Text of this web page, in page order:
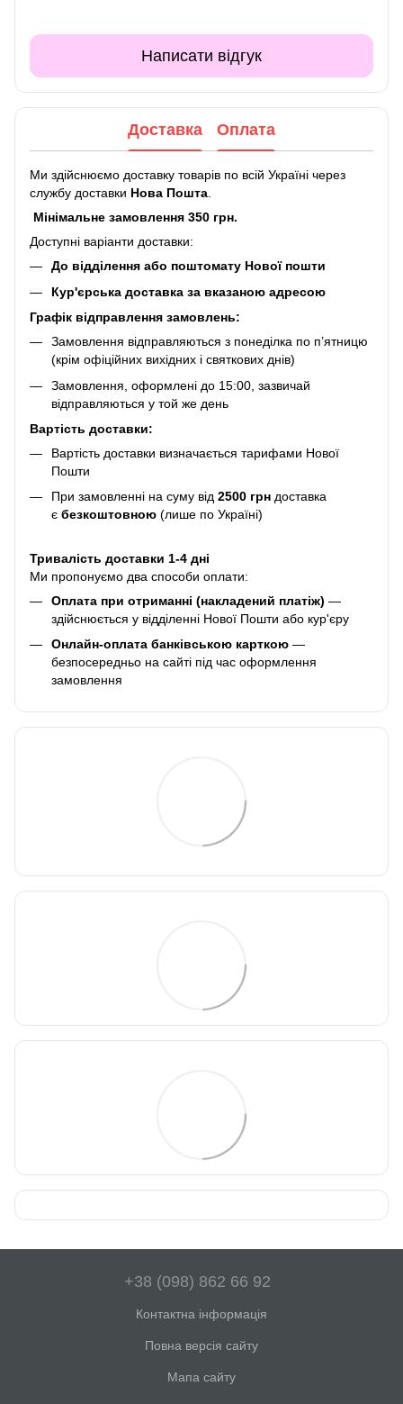
Написати відгук
Доставка Оплата
Ми здійснюємо доставку товарів по всій Україні через
службу доставки Нова Пошта.
Мінімальне замовлення 350 грн.
Доступні варіанти доставки:
До відділення або поштомату Нової пошти
Кур'єрська доставка за вказаною адресою
Графік відправлення замовлень:
Замовлення відправляються з понеділка по п’ятницю
(крім офіційних вихідних і святкових днів)
Замовлення, оформлені до 15:00, зазвичай
відправляються у той же день
Вартість доставки:
Вартість доставки визначається тарифами Нової
Пошти
При замовленні на суму від 2500 грн доставка
є безкоштовною (лише по Україні)
Тривалість доставки 1-4 дні
Ми пропонуємо два способи оплати:
Оплата при отриманні (накладений платіж) —
здійснюється у відділенні Нової Пошти або кур'єру
Онлайн-оплата банківською карткою —
безпосередньо на сайті під час оформлення
замовлення
+38 (098) 862 66 92
Контактна інформація
Повна версія сайту
Мапа сайту